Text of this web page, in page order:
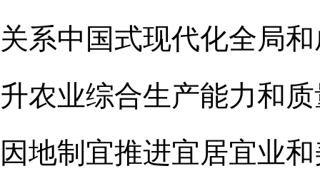
关系中国式现代化全局
升农业综合生产能力和
因地制宜推进宜居宜业